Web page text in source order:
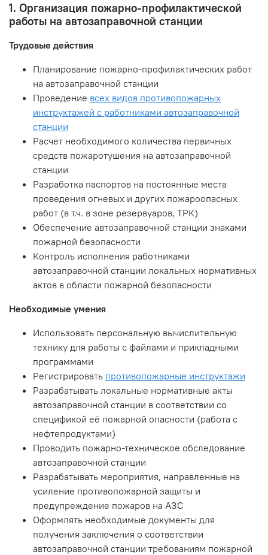
1. Организация пожарно-профилактической
работы на автозаправочной станции
Трудовые действия
Планирование пожарно-профилактических работ
на автозаправочной станции
Проведение всех видов противопожарных
инструктажей с работниками автозаправочной
станции
Расчет необходимого количества первичных
средств пожаротушения на автозаправочной
станции
Разработка паспортов на постоянные места
проведения огневых и других пожароопасных
работ (в т.ч. в зоне резервуаров, ТРК)
Обеспечение автозаправочной станции знаками
пожарной безопасности
Контроль исполнения работниками
автозаправочной станции локальных нормативных
актов в области пожарной безопасности
Необходимые умения
Использовать персональную вычислительную
технику для работы с файлами и прикладными
программами
Регистрировать противопожарные инструктажи
Разрабатывать локальные нормативные акты
автозаправочной станции в соответствии со
спецификой её пожарной опасности (работа с
нефтепродуктами)
Проводить пожарно-техническое обследование
автозаправочной станции
Разрабатывать мероприятия, направленные на
усиление противопожарной защиты и
предупреждение пожаров на АЗС
Оформлять необходимые документы для
получения заключения о соответствии
автозаправочной станции требованиям пожарной